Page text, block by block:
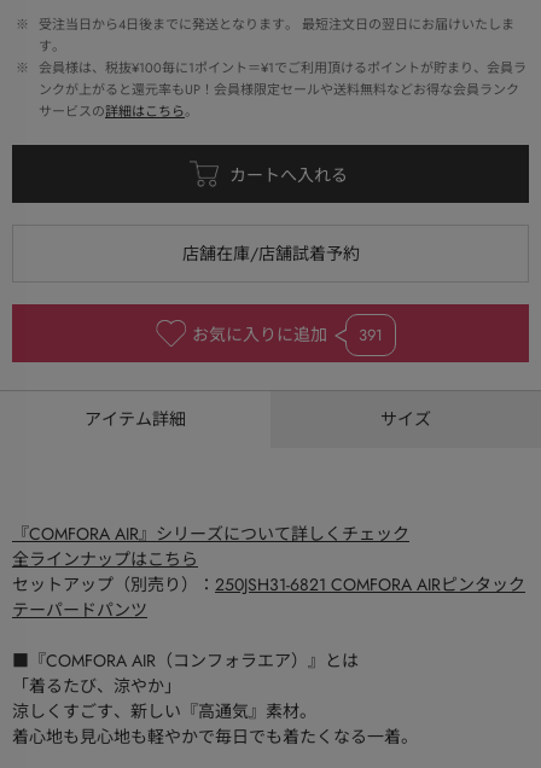
※
受注当日から4日後までに発送となります。 最短注文日の翌日にお届けいたしま
す。
※
会員様は、税抜¥100毎に1ポイント＝¥1でご利用頂けるポイントが貯まり、会員ラ
ンクが上がると還元率もUP！会員様限定セールや送料無料などお得な会員ランク
サービスの詳細はこちら。
お気に入りに追加 391
アイテム詳細 サイズ
『COMFORA AIR』シリーズについて詳しくチェック
全ラインナップはこちら
セットアップ（別売り）： 250JSH31-6821 COMFORA AIRピンタック
テーパードパンツ
■『COMFORA AIR（コンフォラエア）』とは
「着るたび、涼やか」
涼しくすごす、新しい『高通気』素材。
着心地も見心地も軽やかで毎日でも着たくなる一着。